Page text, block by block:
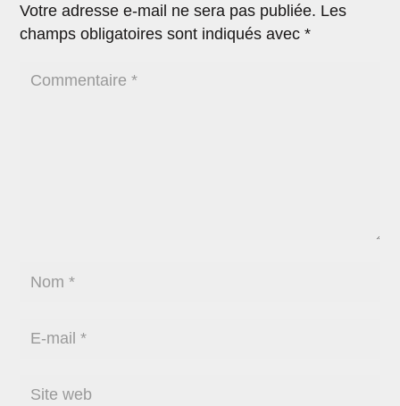
Votre adresse e-mail ne sera pas publiée. Les
champs obligatoires sont indiqués avec*